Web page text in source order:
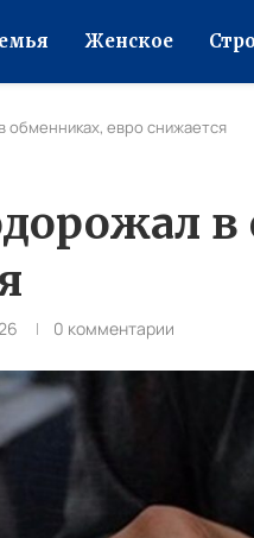
Женское
обменниках, евро снижается
0 комментарии